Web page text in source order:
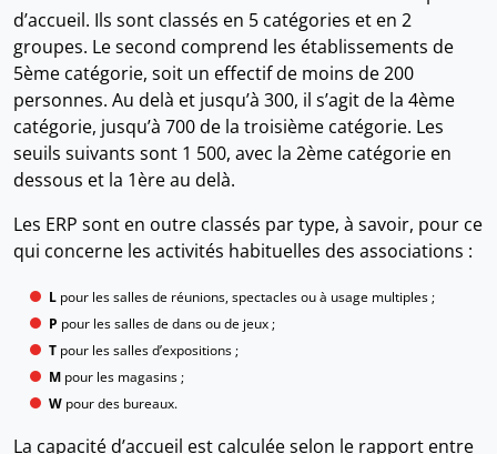
d’accueil. Ils sont classés en 5 catégories et en 2
groupes. Le second comprend les établissements de
5ème catégorie, soit un effectif de moins de 200
personnes. Au delà et jusqu’à 300, il s’agit de la 4ème
catégorie, jusqu’à 700 de la troisième catégorie. Les
seuils suivants sont 1 500, avec la 2ème catégorie en
dessous et la 1ère au delà.
Les ERP sont en outre classés par type, à savoir, pour ce
qui concerne les activités habituelles des associations :
L pour les salles de réunions, spectacles ou à usage multiples ;
P pour les salles de dans ou de jeux ;
T pour les salles d’expositions ;
M pour les magasins ;
W pour des bureaux.
La capacité d’accueil est calculée selon le rapport entre